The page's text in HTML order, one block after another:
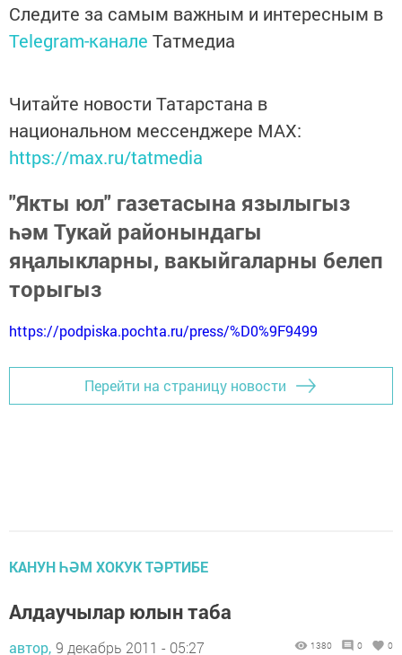
Следите за самым важным и интересным в
Telegram-канале Татмедиа
Читайте новости Татарстана в
национальном мессенджере MАХ:
https://max.ru/tatmedia
"Якты юл" газетасына язылыгыз
һәм Тукай районындагы
яңалыкларны, вакыйгаларны белеп
торыгыз
https://podpiska.pochta.ru/press/%D0%9F9499
Перейти на страницу новости
КАНУН ҺӘМ ХОКУК ТӘРТИБЕ
Алдаучылар юлын таба
автор, 9 декабрь 2011 - 05:27 1380 0 0